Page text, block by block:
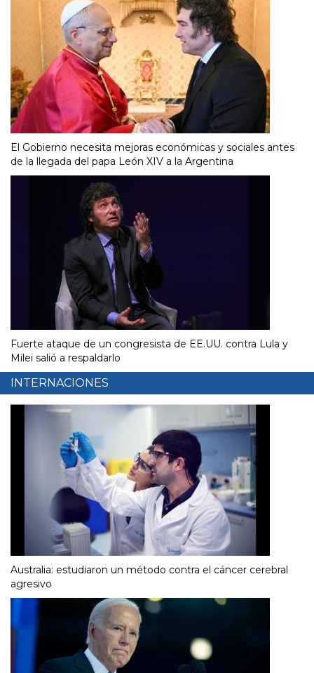
El Gobierno necesita mejoras económicas y sociales antes
de la llegada del papa León XIV a la Argentina
Fuerte ataque de un congresista de EE.UU. contra Lula y
Milei salió a respaldarlo
INTERNACIONES
Australia: estudiaron un método contra el cáncer cerebral
agresivo